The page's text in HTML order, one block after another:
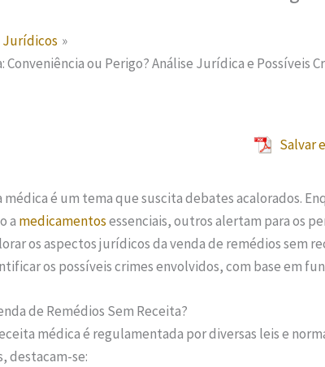
Jurídicos
Conveniência ou Perigo? Análise Jurídica e Possíveis
Salvar
é um tema que suscita debates acalorados.
a medicamentosessenciais, outros alertam para os
os aspectos jurídicos da venda de remédios sem
os possíveis crimes envolvidos, com base em
de Remédios Sem Receita?
médica é regulamentada por diversas leis e
destacam-se: